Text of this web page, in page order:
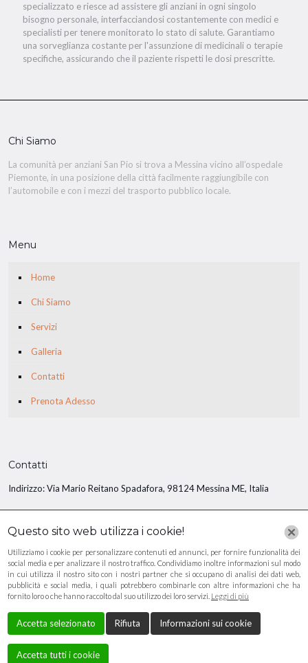
specializzato e riesce ad assistere gli anziani in ogni singolo
bisogno personale, interfacciandosi costantemente con medici e
specialisti per tenere monitorato lo stato di salute. Garantiamo
una sorveglianza costante per l'assunzione di medicinali o terapie
specifiche, assicurando che il paziente rispetti le dosi prescritte.
Chi Siamo
La comunità per anziani San Pio si trova a Messina vicino all’ospedale
Piemonte, in una posizione della città facilmente raggiungibile con
l’automobile e con i mezzi del trasporto pubblico locale.
Menu
Home
Chi Siamo
Servizi
Galleria
Contatti
Prenota Adesso
Contatti
Indirizzo: Via Mario Reitano Spadafora, 98124 Messina ME, Italia
Tel: +39 0909 433 151
Tel: +39 3409 028 193
Privacy policy Cookie Policy
Questo sito web utilizza i cookie!
Utilizziamo i cookie per personalizzare contenuti ed annunci, per fornire funzionalità dei
social media e per analizzare il nostro traffico. Condividiamo inoltre informazioni sul modo
in cui utilizza il nostro sito con i nostri partner che si occupano di analisi dei dati web,
pubblicità e social media, i quali potrebbero combinarle con altre informazioni che ha
fornito loro o che hanno raccolto dal suo utilizzo dei loro servizi. Leggi di più
Accetta selezionato Rifiuta Informazioni sui cookie
Accetta tutti i cookie